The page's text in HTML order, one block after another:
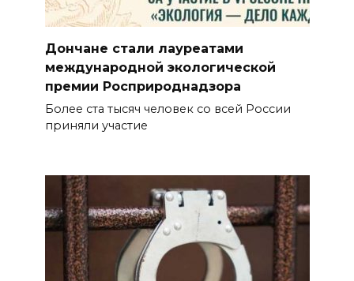
Дончане стали лауреатами
международной экологической
премии Росприроднадзора
Более ста тысяч человек со всей России
приняли участие